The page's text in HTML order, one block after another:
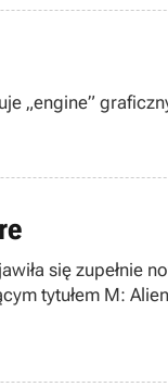
„engine”
się zupełnie
tytułem M: